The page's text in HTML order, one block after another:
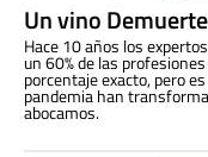
Un vino
Hace 10 años los
un 60% de las
porcentaje exacto, pero
pandemia han
abocamos.